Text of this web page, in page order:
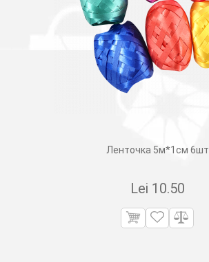
Ленточка 5м*1cм 6шт
Lei 10.50